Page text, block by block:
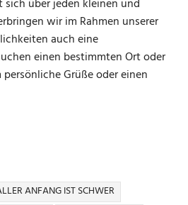
sich über jeden kleinen und
wir im Rahmen unserer
auch eine
einen bestimmten Ort oder
Grüße oder einen
ANFANG IST SCHWER